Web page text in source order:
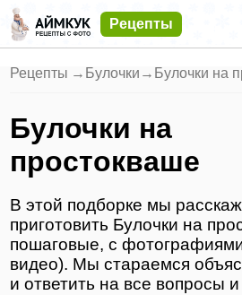
Рецепты
Рецепты → Булочки → Булочки на
Булочки на
простокваше
В этой подборке мы
приготовить Булочки на
пошаговые, с
видео). Мы стараемся
и ответить на все вопросы